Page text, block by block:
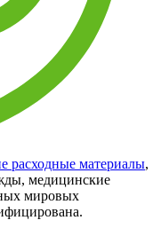
расходные материалы,
медицинские
мировых